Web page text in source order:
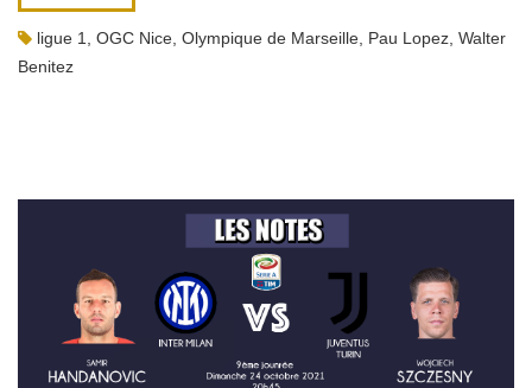
ligue 1 OGC Nice Olympique de Marseille Pau Lopez Walter
Benitez